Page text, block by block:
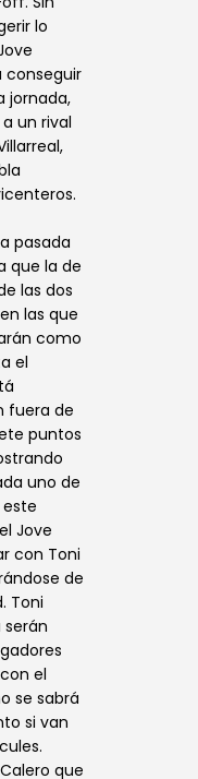
lo
conseguir
jornada,
un rival
pasada
que la de
las dos
las que
como
el
fuera de
puntos
uno de
Jove
con Toni
de
Toni
serán
el
se sabrá
si van
que